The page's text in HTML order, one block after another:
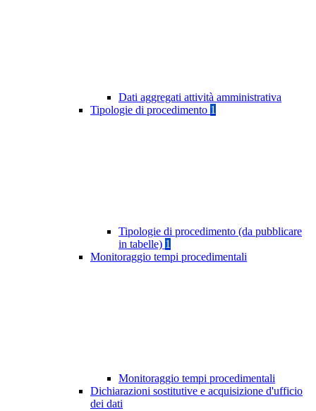
Dati aggregati attività amministrativa
Tipologie di procedimento 1
Tipologie di procedimento (da pubblicare
in tabelle) 1
Monitoraggio tempi procedimentali
Monitoraggio tempi procedimentali
Dichiarazioni sostitutive e acquisizione d'ufficio
dei dati